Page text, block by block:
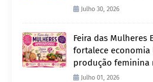
Julho 30, 2026
Feira das Mulheres
fortalece economia
produção feminina
D’Arc
Julho 01, 2026